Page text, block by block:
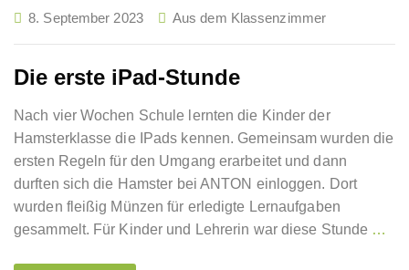
8. September 2023 Aus dem Klassenzimmer
Die erste iPad-Stunde
Nach vier Wochen Schule lernten die Kinder der
Hamsterklasse die IPads kennen. Gemeinsam wurden die
ersten Regeln für den Umgang erarbeitet und dann
durften sich die Hamster bei ANTON einloggen. Dort
wurden fleißig Münzen für erledigte Lernaufgaben
gesammelt. Für Kinder und Lehrerin war diese Stunde …